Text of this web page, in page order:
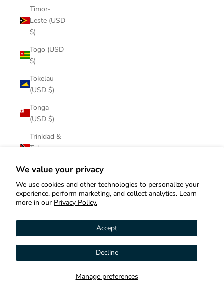
We value your privacy
We use cookies and other technologies to personalize your
experience, perform marketing, and collect analytics. Learn
more in our Privacy Policy.
Manage preferences
Accept
Decline
Timor-
Leste (USD
$)
Togo (USD
$)
Tokelau
(USD $)
Tonga
(USD $)
Trinidad &
Tobago
Tristan da
Cunha
(USD $)
Türkiye